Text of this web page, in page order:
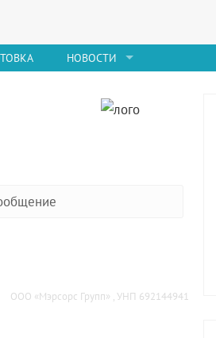
НОВОСТИ
ООО «Мэрсорс Групп» , УНП 692144941